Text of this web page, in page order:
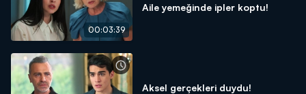
00:03:39
Aile yemeğinde ipler koptu!
Aksel gerçekleri duydu!